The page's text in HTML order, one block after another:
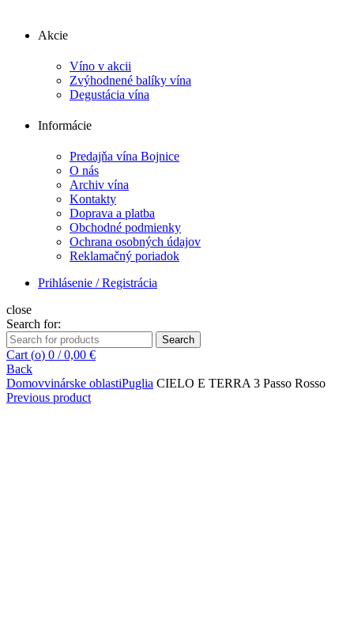
Akcie
Víno v akcii
Zvýhodnené balíky vína
Degustácia vína
Informácie
Predajňa vína Bojnice
O nás
Archiv vína
Kontakty
Doprava a platba
Obchodné podmienky
Ochrana osobných údajov
Reklamačný poriadok
Prihlásenie / Registrácia
close
Search for:
Search
Cart (o) 0 / 0,00 €
Back
Domovvinárske oblastiPuglia CIELO E TERRA 3 Passo Rosso
Previous product